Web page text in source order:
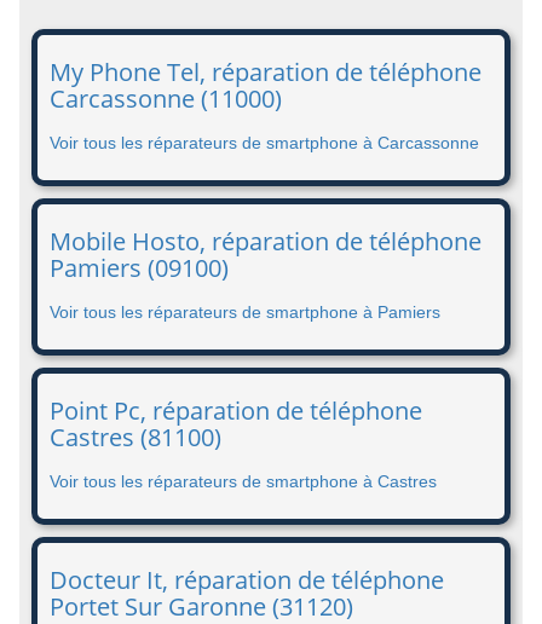
My Phone Tel, réparation de téléphone
Carcassonne (11000)
Voir tous les réparateurs de smartphone à Carcassonne
Mobile Hosto, réparation de téléphone
Pamiers (09100)
Voir tous les réparateurs de smartphone à Pamiers
Point Pc, réparation de téléphone
Castres (81100)
Voir tous les réparateurs de smartphone à Castres
Docteur It, réparation de téléphone
Portet Sur Garonne (31120)